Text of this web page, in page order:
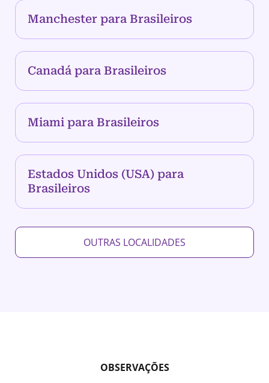
Manchester para Brasileiros
Canadá para Brasileiros
Miami para Brasileiros
Estados Unidos (USA) para
Brasileiros
OUTRAS LOCALIDADES
OBSERVAÇÕES